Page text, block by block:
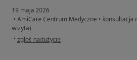
19 maja 2026
• AmiCare Centrum Medyczne • konsultacja
wizyta)
• w opinii użytkownika Paulina
zgłoś nadużycie